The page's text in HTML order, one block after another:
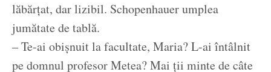
lăbărțat, dar lizibil. Schopenhauer umplea
jumătate de tablă.
– Te-ai obișnuit la facultate, Maria? L-ai întâlnit
pe domnul profesor Metea? Mai ții minte de câte